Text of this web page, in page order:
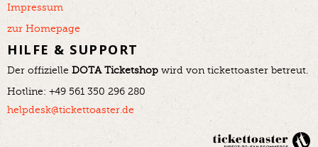
Impressum
zur Homepage
HILFE & SUPPORT
Der offizielle DOTA Ticketshop wird von tickettoaster betreut.
Hotline: +49 561 350 296 280
helpdesk@tickettoaster.de